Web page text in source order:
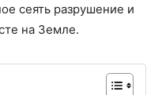
сеять разрушение и
на Земле.